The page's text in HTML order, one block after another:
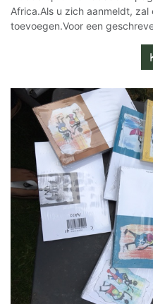
Africa.Als u zich aanmeldt,
toevoegen.Voor een